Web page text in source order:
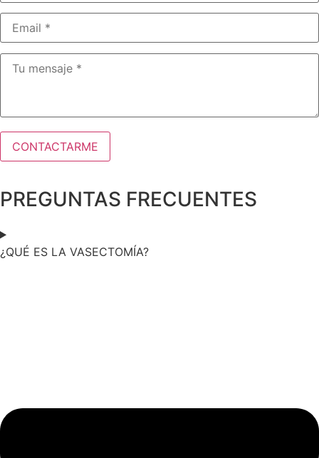
PREGUNTAS FRECUENTES
¿QUÉ ES LA VASECTOMÍA?